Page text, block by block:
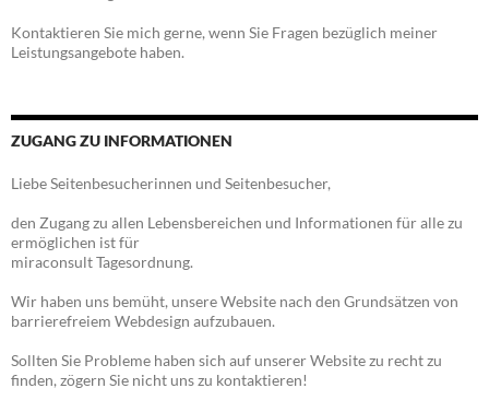
Kontaktieren Sie mich gerne, wenn Sie Fragen bezüglich meiner
Leistungsangebote haben.
ZUGANG ZU INFORMATIONEN
Liebe Seitenbesucherinnen und Seitenbesucher,
den Zugang zu allen Lebensbereichen und Informationen für alle zu
ermöglichen ist für
miraconsult Tagesordnung.
Wir haben uns bemüht, unsere Website nach den Grundsätzen von
barrierefreiem Webdesign aufzubauen.
Sollten Sie Probleme haben sich auf unserer Website zu recht zu
finden, zögern Sie nicht uns zu kontaktieren!